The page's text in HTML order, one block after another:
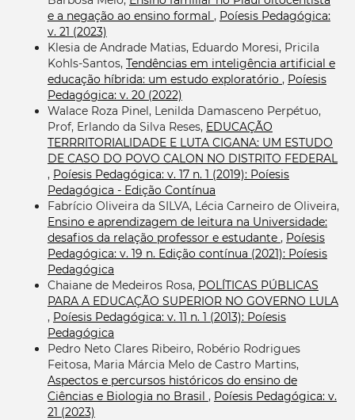
e a negação ao ensino formal , Poíesis Pedagógica:
v. 21 (2023)
Klesia de Andrade Matias, Eduardo Moresi, Pricila
Kohls-Santos, Tendências em inteligência artificial e
educação híbrida: um estudo exploratório , Poíesis
Pedagógica: v. 20 (2022)
Walace Roza Pinel, Lenilda Damasceno Perpétuo,
Prof, Erlando da Silva Reses, EDUCAÇÃO
TERRRITORIALIDADE E LUTA CIGANA: UM ESTUDO
DE CASO DO POVO CALON NO DISTRITO FEDERAL
, Poíesis Pedagógica: v. 17 n. 1 (2019): Poíesis
Pedagógica - Edição Contínua
Fabrício Oliveira da SILVA, Lécia Carneiro de Oliveira,
Ensino e aprendizagem de leitura na Universidade:
desafios da relação professor e estudante , Poíesis
Pedagógica: v. 19 n. Edição contínua (2021): Poíesis
Pedagógica
Chaiane de Medeiros Rosa, POLÍTICAS PÚBLICAS
PARA A EDUCAÇÃO SUPERIOR NO GOVERNO LULA
, Poíesis Pedagógica: v. 11 n. 1 (2013): Poíesis
Pedagógica
Pedro Neto Clares Ribeiro, Robério Rodrigues
Feitosa, Maria Márcia Melo de Castro Martins,
Aspectos e percursos históricos do ensino de
Ciências e Biologia no Brasil , Poíesis Pedagógica: v.
21 (2023)